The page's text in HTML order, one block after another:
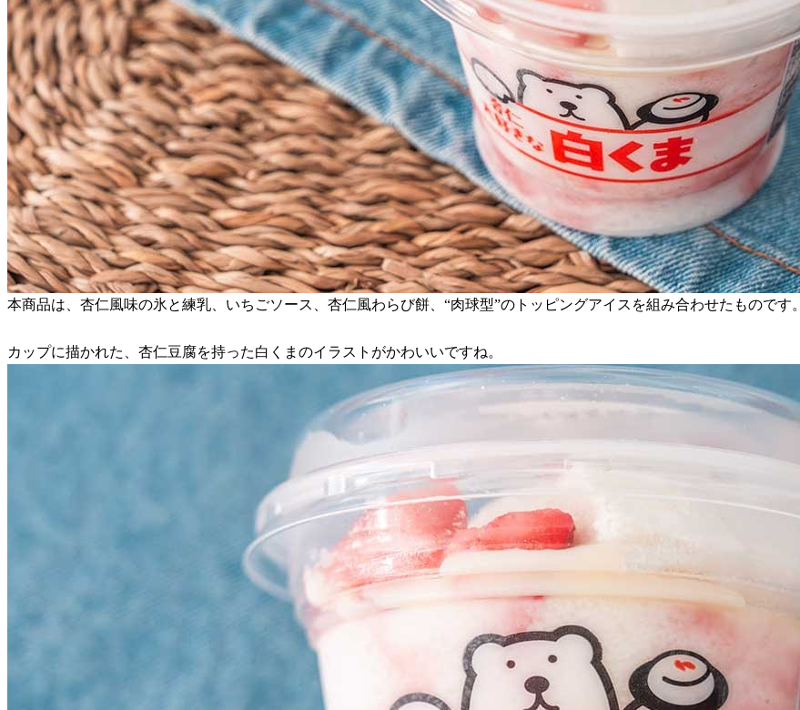
本商品は、杏仁風味の氷と練乳、いちごソース、杏仁風わらび餅、“肉球型”のトッピングアイスを組み合わせたものです。
カップに描かれた、杏仁豆腐を持った白くまのイラストがかわいいですね。